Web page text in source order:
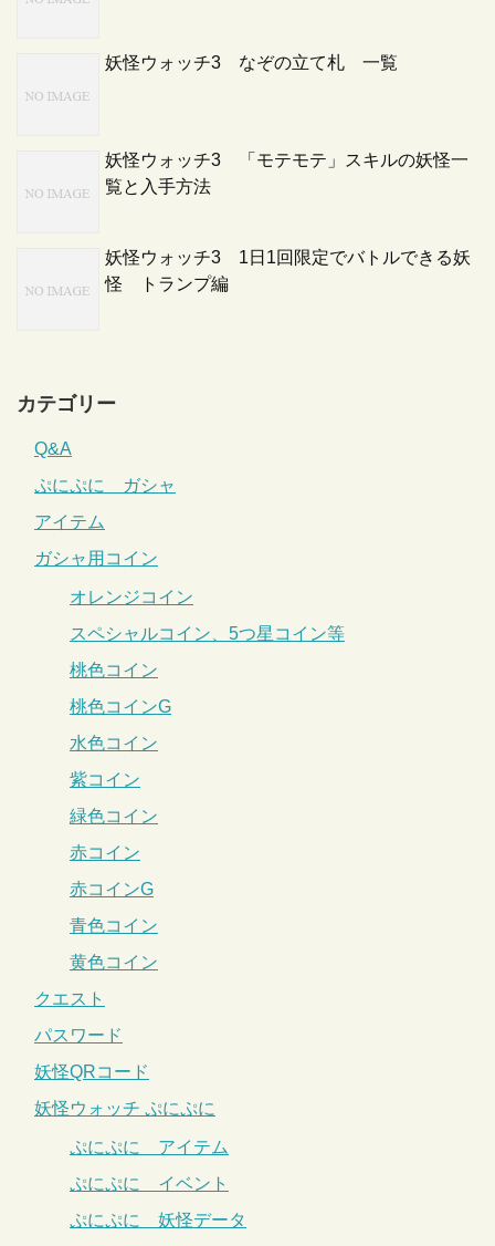
妖怪ウォッチ3 なぞの立て札 一覧
妖怪ウォッチ3 「モテモテ」スキルの妖怪一
覧と入手方法
妖怪ウォッチ3 1日1回限定でバトルできる妖
怪 トランプ編
カテゴリー
Q&A
ぷにぷに ガシャ
アイテム
ガシャ用コイン
オレンジコイン
スペシャルコイン、5つ星コイン等
桃色コイン
桃色コインG
水色コイン
紫コイン
緑色コイン
赤コイン
赤コインG
青色コイン
黄色コイン
クエスト
パスワード
妖怪QRコード
妖怪ウォッチ ぷにぷに
ぷにぷに アイテム
ぷにぷに イベント
ぷにぷに 妖怪データ